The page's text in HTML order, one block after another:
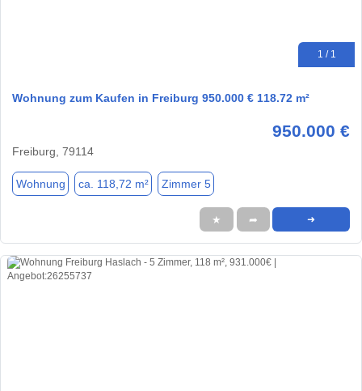
1 / 1
Wohnung zum Kaufen in Freiburg 950.000 € 118.72 m²
950.000 €
Freiburg, 79114
Wohnung ca. 118,72 m² Zimmer 5
★ ➦ ➜